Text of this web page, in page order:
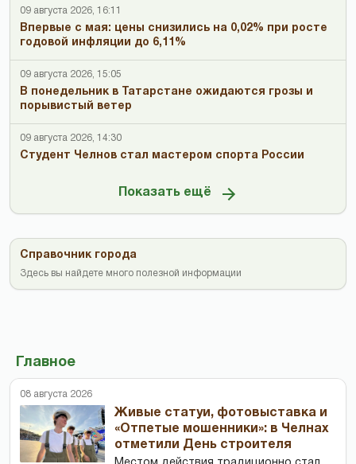
09 августа 2026, 16:11
Впервые с мая: цены снизились на 0,02% при росте
годовой инфляции до 6,11%
09 августа 2026, 15:05
В понедельник в Татарстане ожидаются грозы и
порывистый ветер
09 августа 2026, 14:30
Студент Челнов стал мастером спорта России
Показать ещё
Справочник города
Здесь вы найдете много полезной информации
Главное
08 августа 2026
Живые статуи, фотовыставка и
«Отпетые мошенники»: в Челнах
отметили День строителя